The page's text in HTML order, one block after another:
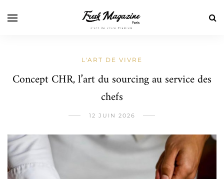
L'ART DE VIVRE
Concept CHR, l’art du sourcing au service des
chefs
12 JUIN 2026